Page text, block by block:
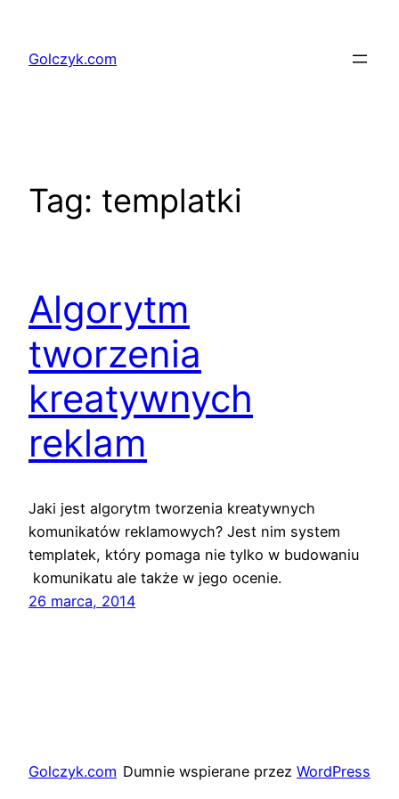
treściGolczyk.com
Tag: templatki
Algorytm
tworzenia
kreatywnych
reklam
Jaki jest algorytm tworzenia kreatywnych
komunikatów reklamowych? Jest nim system
templatek, który pomaga nie tylko w budowaniu
komunikatu ale także w jego ocenie.
26 marca, 2014
Golczyk.com Dumnie wspierane przez WordPress